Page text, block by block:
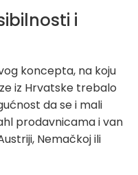
i
koncepta, na koju
iz Hrvatske trebalo
da se i mali
prodavnicama i van
Nemačkoj ili